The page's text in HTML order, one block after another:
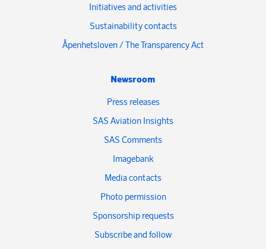
Initiatives and activities
Sustainability contacts
Åpenhetsloven / The Transparency Act
Newsroom
Press releases
SAS Aviation Insights
SAS Comments
Imagebank
Media contacts
Photo permission
Sponsorship requests
Subscribe and follow